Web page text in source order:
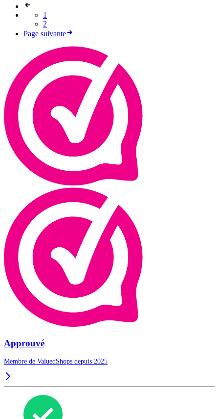
1
2
Page suivante
Approuvé
Membre de ValuedShops depuis 2025